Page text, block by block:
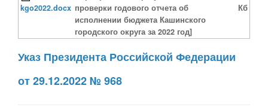
kgo2022.docx проверки годового отчета об
исполнении бюджета Кашинского
городского округа за 2022 год]
Кб
Указ Президента Российской Федерации
от 29.12.2022 № 968